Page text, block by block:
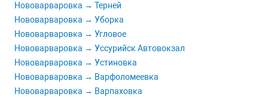
Нововарваровка → Терней
Нововарваровка → Уборка
Нововарваровка → Угловое
Нововарваровка → Уссурийск Автовокзал
Нововарваровка → Устиновка
Нововарваровка → Варфоломеевка
Нововарваровка → Варпаховка